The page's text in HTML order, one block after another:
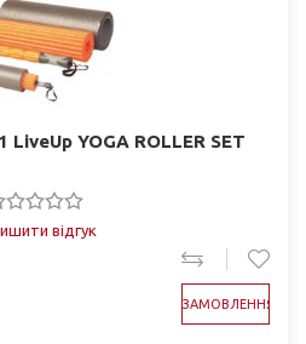
YOGA ROLLER SET
відгук
ЗАМОВЛЕННЯ